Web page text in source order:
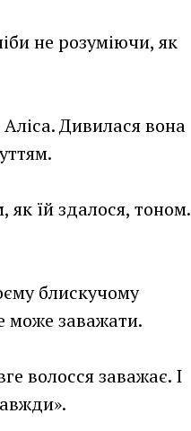
не розуміючи, як
Дивилася вона
їй здалося, тоном.
блискучому
може заважати.
волосся заважає. І